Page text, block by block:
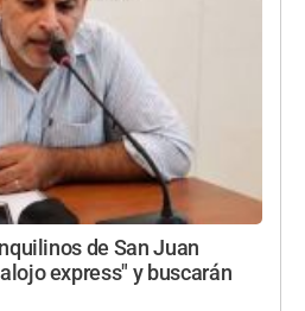
de San Juan
express" y buscarán